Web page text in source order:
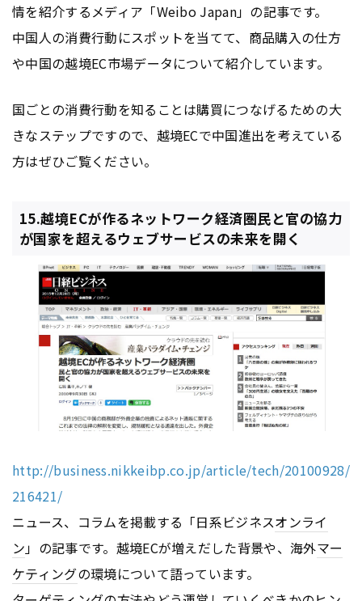
情を紹介するメディア「Weibo Japan」の記事です。
中国人の消費行動にスポットを当てて、商品購入の仕方
や中国の越境EC市場データについて紹介しています。
国ごとの消費行動を知ることは購買につなげるための大
きなステップですので、越境ECで中国進出を考えている
方はぜひご覧ください。
15.越境ECが作るネットワーク経済圏民と官の協力
が国家を超えるウェブサービスの未来を開く
http://business.nikkeibp.co.jp/article/tech/20100928/
216421/
ニュース、コラムを掲載する「日系ビジネスオンライ
ン 」の記事です。越境ECが増えだした背景や、海外マー
ケティングの環境について語っています。